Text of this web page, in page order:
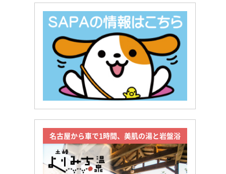
名古屋から車で1時間、美肌の湯と岩盤浴